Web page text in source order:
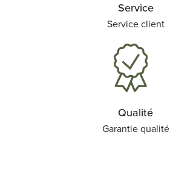
Service
Service client
Qualité
Garantie qualité